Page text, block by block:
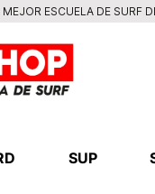
ESCUELA DE SURF
SUP